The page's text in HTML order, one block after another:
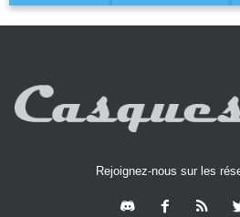
Rejoignez-nous sur les